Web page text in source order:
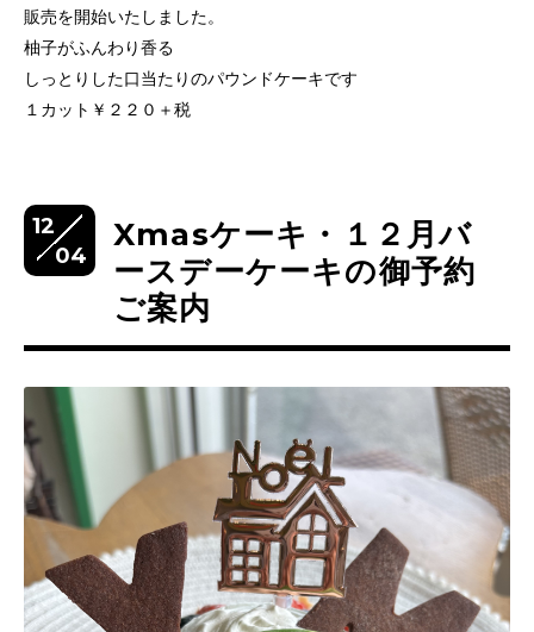
販売を開始いたしました。
柚子がふんわり香る
しっとりした口当たりのパウンドケーキです
１カット￥２２０＋税
12
04
Xmasケーキ・１２月バ
ースデーケーキの御予約
ご案内